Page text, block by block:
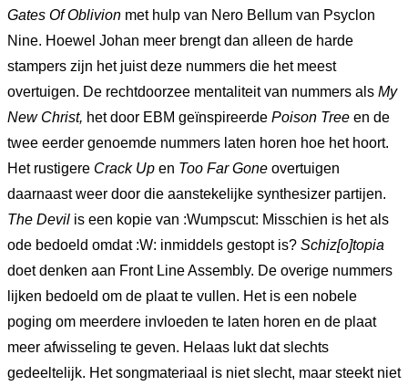
Gates Of Oblivion met hulp van Nero Bellum van Psyclon
Nine. Hoewel Johan meer brengt dan alleen de harde
stampers zijn het juist deze nummers die het meest
overtuigen. De rechtdoorzee mentaliteit van nummers als My
New Christ, het door EBM geïnspireerde Poison Tree en de
twee eerder genoemde nummers laten horen hoe het hoort.
Het rustigere Crack Up en Too Far Gone overtuigen
daarnaast weer door die aanstekelijke synthesizer partijen.
The Devil is een kopie van :Wumpscut: Misschien is het als
ode bedoeld omdat :W: inmiddels gestopt is? Schiz[o]topia
doet denken aan Front Line Assembly. De overige nummers
lijken bedoeld om de plaat te vullen. Het is een nobele
poging om meerdere invloeden te laten horen en de plaat
meer afwisseling te geven. Helaas lukt dat slechts
gedeeltelijk. Het songmateriaal is niet slecht, maar steekt niet